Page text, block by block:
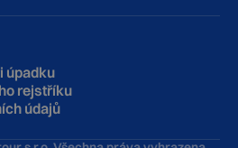
úpadku
rejstříku
údajů